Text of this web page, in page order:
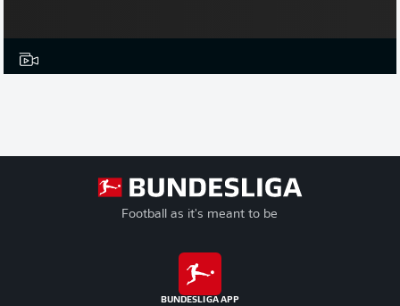
Football as it's meant to be
BUNDESLIGA APP